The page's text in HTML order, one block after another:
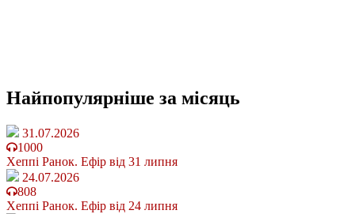
Найпопулярніше за місяць
31.07.2026
1000
Хеппі Ранок. Ефір від 31 липня
24.07.2026
808
Хеппі Ранок. Ефір від 24 липня